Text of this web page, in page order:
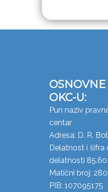
OKC-U:
Pun naziv
centar
Adresa: D. R.
Delatnost i
delatnosti 85.60
Matični broj:
PIB: 107095175